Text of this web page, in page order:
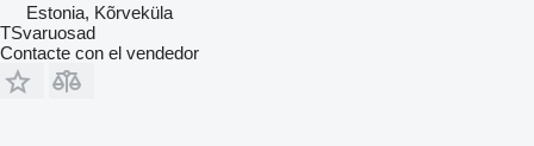
Estonia, Kõrveküla
TSvaruosad
Contacte con el vendedor